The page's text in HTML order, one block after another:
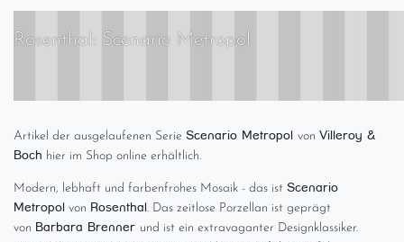
Rosenthal: Scenario Metropol
Artikel der ausgelaufenen Serie Scenario Metropol von Villeroy &
Boch hier im Shop online erhältlich.
Modern, lebhaft und farbenfrohes Mosaik - das ist Scenario
Metropol von Rosenthal. Das zeitlose Porzellan ist geprägt
von Barbara Brenner und ist ein extravaganter Designklassiker.